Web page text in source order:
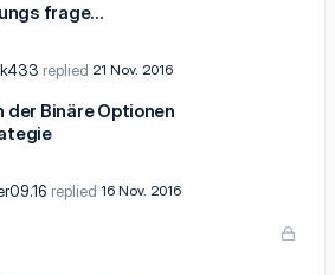
frage...
21 Nov. 2016
der Binäre Optionen
16 Nov. 2016
G